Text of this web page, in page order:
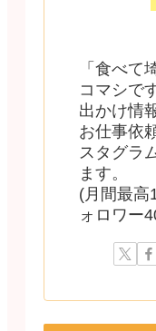
「食べて
コマシで
出かけ情
お仕事依
スタグラ
ます。
(月間最高
ォロワー